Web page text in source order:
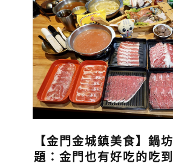
【金門金城鎮美食】鍋
題：金門也有好吃的吃